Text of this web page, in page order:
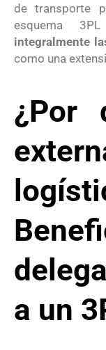
de transporte
esquema
integralmente
como una
¿Por
a un